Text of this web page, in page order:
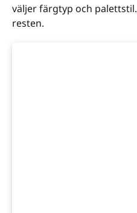
väljer färgtyp och
resten.